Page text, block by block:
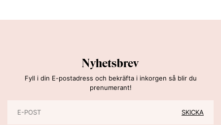
Nyhetsbrev
Fyll i din E-postadress och bekräfta i inkorgen så blir du
prenumerant!